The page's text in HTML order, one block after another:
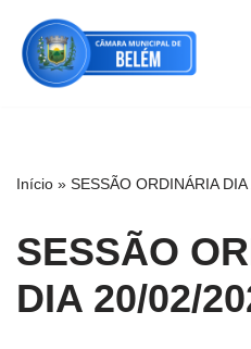
Pular
para
Início » SESSÃO ORDINÁRIA
SESSÃO
DIA 20/02/